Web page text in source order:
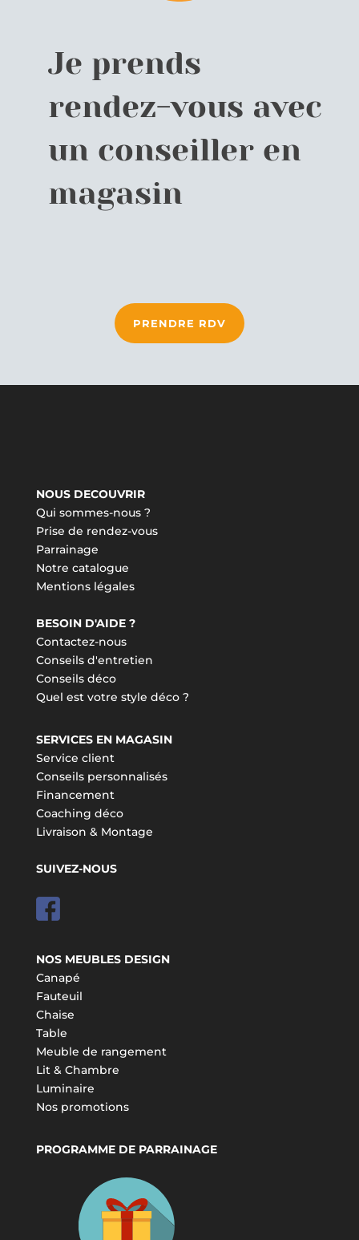
Je prends
rendez-vous avec
un conseiller en
magasin
PRENDRE RDV
NOUS DECOUVRIR
Qui sommes-nous ?
Prise de rendez-vous
Parrainage
Notre catalogue
Mentions légales
BESOIN D'AIDE ?
Contactez-nous
Conseils d'entretien
Conseils déco
Quel est votre style déco ?
SERVICES EN MAGASIN
Service client
Conseils personnalisés
Financement
Coaching déco
Livraison & Montage
SUIVEZ-NOUS
NOS MEUBLES DESIGN
Canapé
Fauteuil
Chaise
Table
Meuble de rangement
Lit & Chambre
Luminaire
Nos promotions
PROGRAMME DE PARRAINAGE